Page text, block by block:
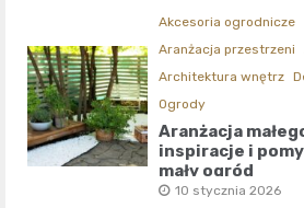
Akcesoria ogrodnicze
Aranżacja przestrzeni
Architektura wnętrz
Ogrody
Aranżacja
inspiracje i
mały ogród
10 stycznia 2026